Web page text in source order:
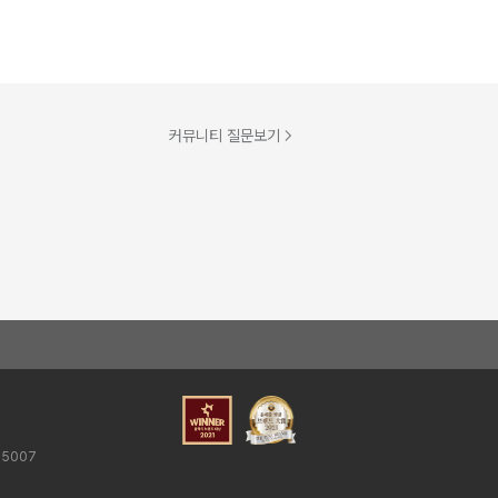
커뮤니티 질문보기